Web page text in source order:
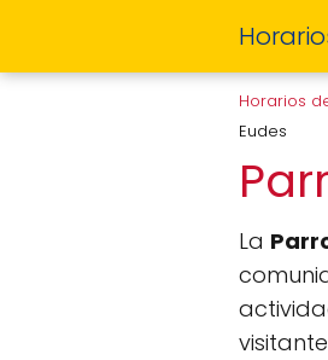
Horarios
Eudes
La